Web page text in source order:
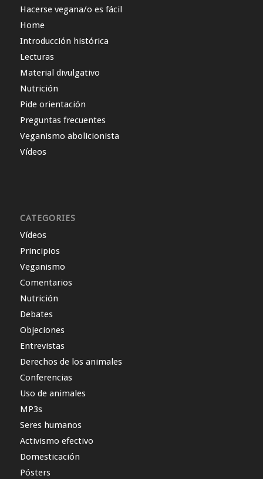
Hacerse vegana/o es fácil
Home
Introducción histórica
Lecturas
Material divulgativo
Nutrición
Pide orientación
Preguntas frecuentes
Veganismo abolicionista
Vídeos
CATEGORIES
Vídeos
Principios
Veganismo
Comentarios
Nutrición
Debates
Objeciones
Entrevistas
Derechos de los animales
Conferencias
Uso de animales
MP3s
Seres humanos
Activismo efectivo
Domesticación
Pósters